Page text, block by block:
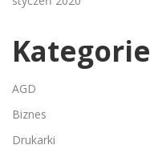
Kategorie
AGD
Biznes
Drukarki